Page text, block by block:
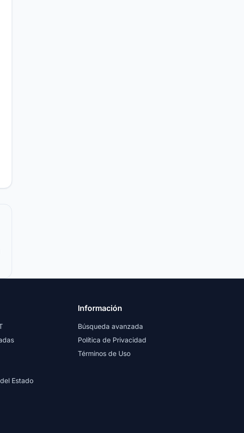
Estado
Información
Búsqueda avanzada
Política de Privacidad
Términos de Uso